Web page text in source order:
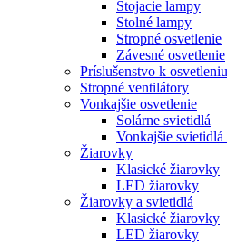
Stojacie lampy
Stolné lampy
Stropné osvetlenie
Závesné osvetlenie
Príslušenstvo k osvetleniu
Stropné ventilátory
Vonkajšie osvetlenie
Solárne svietidlá
Vonkajšie svietidlá
Žiarovky
Klasické žiarovky
LED žiarovky
Žiarovky a svietidlá
Klasické žiarovky
LED žiarovky